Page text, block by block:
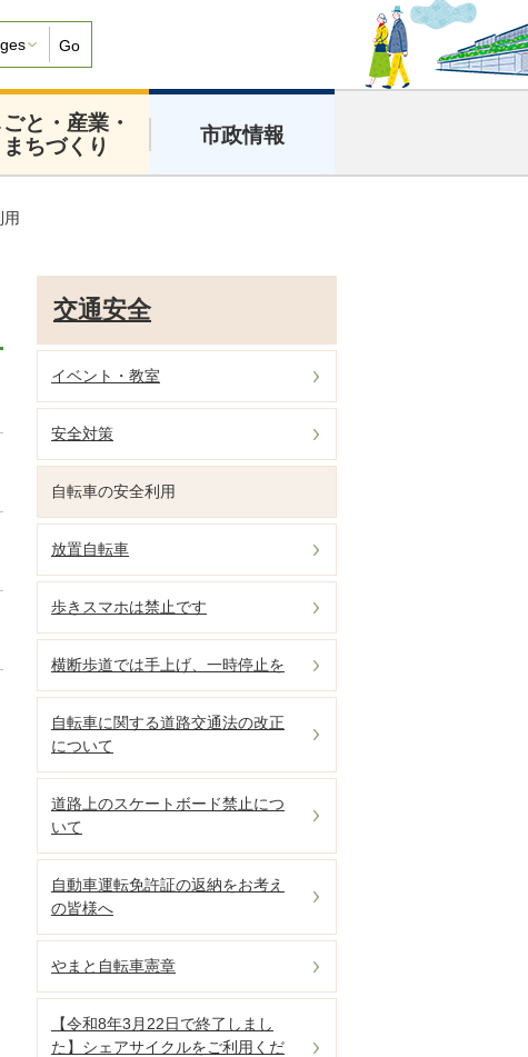
Go
ごと・産業・
まちづくり
市政情報
交通安全
イベント・教室
安全対策
自転車の安全利用
放置自転車
歩きスマホは禁止です
横断歩道では手上げ、一時停止を
自転車に関する道路交通法の改正
について
道路上のスケートボード禁止につ
いて
自動車運転免許証の返納をお考え
の皆様へ
やまと自転車憲章
【令和8年3月22日で終了しまし
た】シェアサイクルをご利用くだ